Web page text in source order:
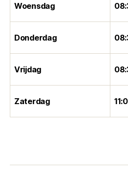
Woensdag
Donderdag
Vrijdag
Zaterdag